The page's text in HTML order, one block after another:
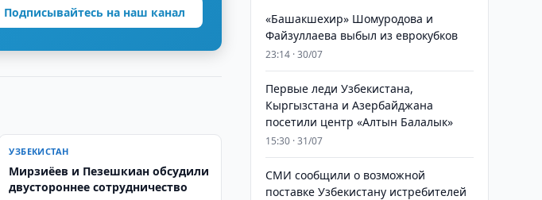
Подписывайтесь на наш канал
УЗБЕКИСТАН
Мирзиёев и Пезешкиан обсудили
двустороннее сотрудничество
«Башакшехир» Шомуродова и
Файзуллаева выбыл из еврокубков
23:14 · 30/07
Первые леди Узбекистана,
Кыргызстана и Азербайджана
посетили центр «Алтын Балалык»
15:30 · 31/07
СМИ сообщили о возможной
поставке Узбекистану истребителей